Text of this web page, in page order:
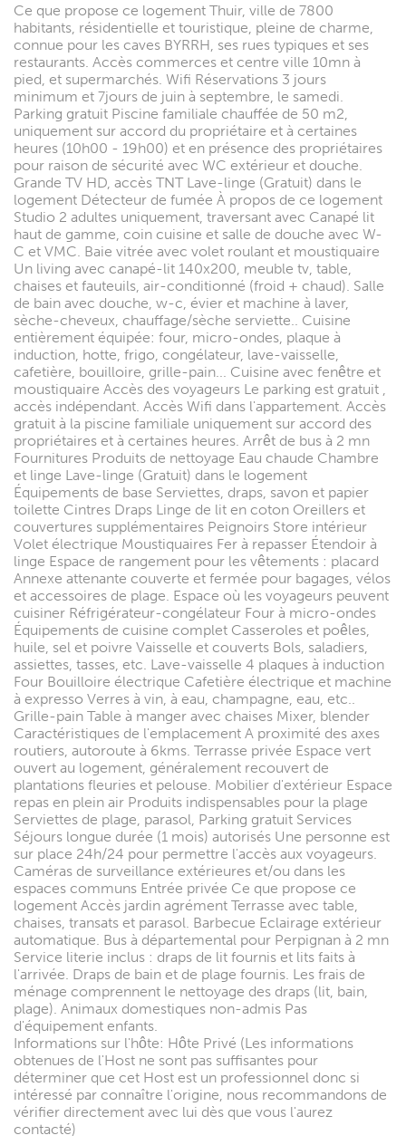
Ce que propose ce logement Thuir, ville de 7800
habitants, résidentielle et touristique, pleine de charme,
connue pour les caves BYRRH, ses rues typiques et ses
restaurants. Accès commerces et centre ville 10mn à
pied, et supermarchés. Wifi Réservations 3 jours
minimum et 7jours de juin à septembre, le samedi.
Parking gratuit Piscine familiale chauffée de 50 m2,
uniquement sur accord du propriétaire et à certaines
heures (10h00 - 19h00) et en présence des propriétaires
pour raison de sécurité avec WC extérieur et douche.
Grande TV HD, accès TNT Lave-linge (Gratuit) dans le
logement Détecteur de fumée À propos de ce logement
Studio 2 adultes uniquement, traversant avec Canapé lit
haut de gamme, coin cuisine et salle de douche avec W-
C et VMC. Baie vitrée avec volet roulant et moustiquaire
Un living avec canapé-lit 140x200, meuble tv, table,
chaises et fauteuils, air-conditionné (froid + chaud). Salle
de bain avec douche, w-c, évier et machine à laver,
sèche-cheveux, chauffage/sèche serviette.. Cuisine
entièrement équipée: four, micro-ondes, plaque à
induction, hotte, frigo, congélateur, lave-vaisselle,
cafetière, bouilloire, grille-pain... Cuisine avec fenêtre et
moustiquaire Accès des voyageurs Le parking est gratuit ,
accès indépendant. Accès Wifi dans l'appartement. Accès
gratuit à la piscine familiale uniquement sur accord des
propriétaires et à certaines heures. Arrêt de bus à 2 mn
Fournitures Produits de nettoyage Eau chaude Chambre
et linge Lave-linge (Gratuit) dans le logement
Équipements de base Serviettes, draps, savon et papier
toilette Cintres Draps Linge de lit en coton Oreillers et
couvertures supplémentaires Peignoirs Store intérieur
Volet électrique Moustiquaires Fer à repasser Étendoir à
linge Espace de rangement pour les vêtements : placard
Annexe attenante couverte et fermée pour bagages, vélos
et accessoires de plage. Espace où les voyageurs peuvent
cuisiner Réfrigérateur-congélateur Four à micro-ondes
Équipements de cuisine complet Casseroles et poêles,
huile, sel et poivre Vaisselle et couverts Bols, saladiers,
assiettes, tasses, etc. Lave-vaisselle 4 plaques à induction
Four Bouilloire électrique Cafetière électrique et machine
à expresso Verres à vin, à eau, champagne, eau, etc..
Grille-pain Table à manger avec chaises Mixer, blender
Caractéristiques de l'emplacement A proximité des axes
routiers, autoroute à 6kms. Terrasse privée Espace vert
ouvert au logement, généralement recouvert de
plantations fleuries et pelouse. Mobilier d'extérieur Espace
repas en plein air Produits indispensables pour la plage
Serviettes de plage, parasol, Parking gratuit Services
Séjours longue durée (1 mois) autorisés Une personne est
sur place 24h/24 pour permettre l'accès aux voyageurs.
Caméras de surveillance extérieures et/ou dans les
espaces communs Entrée privée Ce que propose ce
logement Accès jardin agrément Terrasse avec table,
chaises, transats et parasol. Barbecue Eclairage extérieur
automatique. Bus à départemental pour Perpignan à 2 mn
Service literie inclus : draps de lit fournis et lits faits à
l'arrivée. Draps de bain et de plage fournis. Les frais de
ménage comprennent le nettoyage des draps (lit, bain,
plage). Animaux domestiques non-admis Pas
d'équipement enfants.
Informations sur l'hôte: Hôte Privé (Les informations
obtenues de l'Host ne sont pas suffisantes pour
déterminer que cet Host est un professionnel donc si
intéressé par connaître l'origine, nous recommandons de
vérifier directement avec lui dès que vous l'aurez
contacté)